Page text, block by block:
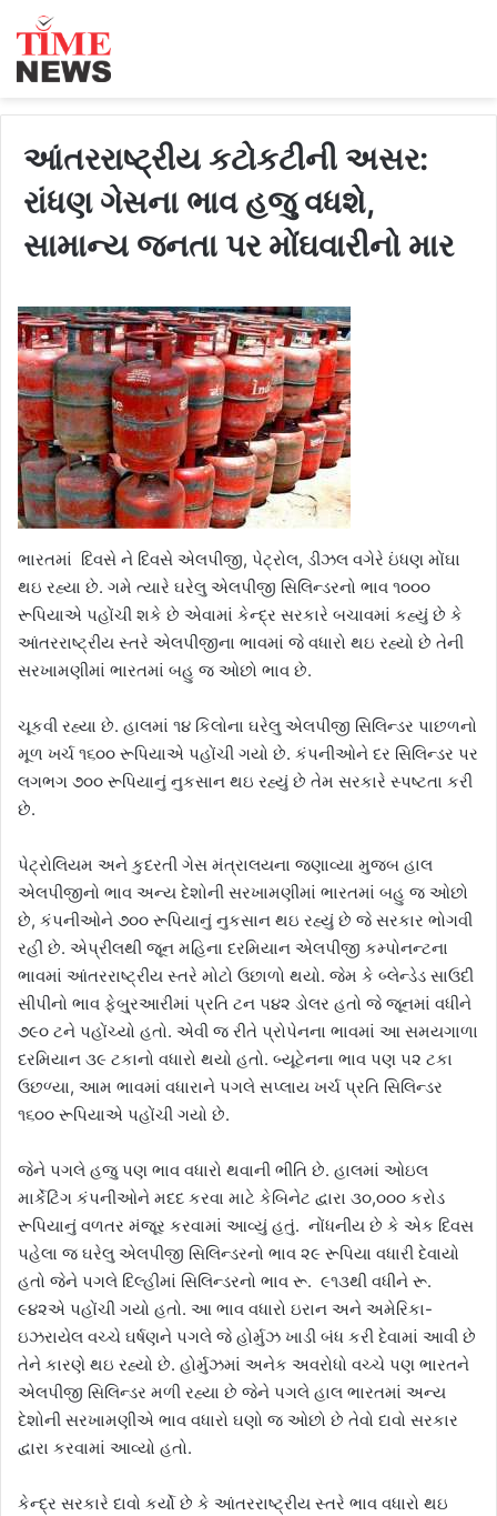
આંતરરાષ્ટ્રીય કટોકટીની અસર:
રાંધણ ગેસના ભાવ હજુ વધશે,
સામાન્ય જનતા પર મોંઘવારીનો માર
ભારતમાં દિવસે ને દિવસે એલપીજી, પેટ્રોલ, ડીઝલ વગેરે ઇંધણ મોંઘા
થઇ રહ્યા છે. ગમે ત્યારે ઘરેલુ એલપીજી સિલિન્ડરનો ભાવ ૧૦૦૦
રૂપિયાએ પહોંચી શકે છે એવામાં કેન્દ્ર સરકારે બચાવમાં કહ્યું છે કે
આંતરરાષ્ટ્રીય સ્તરે એલપીજીના ભાવમાં જે વધારો થઇ રહ્યો છે તેની
સરખામણીમાં ભારતમાં બહુ જ ઓછો ભાવ છે.
ચૂકવી રહ્યા છે. હાલમાં ૧૪ કિલોના ઘરેલુ એલપીજી સિલિન્ડર પાછળનો
મૂળ ખર્ચ ૧૬૦૦ રૂપિયાએ પહોંચી ગયો છે. કંપનીઓને દર સિલિન્ડર પર
લગભગ ૭૦૦ રૂપિયાનું નુકસાન થઇ રહ્યું છે તેમ સરકારે સ્પષ્ટતા કરી
છે.
પેટ્રોલિયમ અને કુદરતી ગેસ મંત્રાલયના જણાવ્યા મુજબ હાલ
એલપીજીનો ભાવ અન્ય દેશોની સરખામણીમાં ભારતમાં બહુ જ ઓછો
છે, કંપનીઓને ૭૦૦ રૂપિયાનું નુકસાન થઇ રહ્યું છે જે સરકાર ભોગવી
રહી છે. એપ્રીલથી જૂન મહિના દરમિયાન એલપીજી કમ્પોનન્ટના
ભાવમાં આંતરરાષ્ટ્રીય સ્તરે મોટો ઉછાળો થયો. જેમ કે બ્લેન્ડેડ સાઉદી
સીપીનો ભાવ ફેબુ્રઆરીમાં પ્રતિ ટન ૫૪૨ ડોલર હતો જે જૂનમાં વધીને
૭૯૦ ટને પહોંચ્યો હતો. એવી જ રીતે પ્રોપેનના ભાવમાં આ સમયગાળા
દરમિયાન ૩૯ ટકાનો વધારો થયો હતો. બ્યૂટેનના ભાવ પણ ૫૨ ટકા
ઉછળ્યા, આમ ભાવમાં વધારાને પગલે સપ્લાય ખર્ચ પ્રતિ સિલિન્ડર
૧૬૦૦ રૂપિયાએ પહોંચી ગયો છે.
જેને પગલે હજુ પણ ભાવ વધારો થવાની ભીતિ છે. હાલમાં ઓઇલ
માર્કેટિંગ કંપનીઓને મદદ કરવા માટે કેબિનેટ દ્વારા ૩૦,૦૦૦ કરોડ
રૂપિયાનું વળતર મંજૂર કરવામાં આવ્યું હતું. નોંધનીય છે કે એક દિવસ
પહેલા જ ઘરેલુ એલપીજી સિલિન્ડરનો ભાવ ૨૯ રૂપિયા વધારી દેવાયો
હતો જેને પગલે દિલ્હીમાં સિલિન્ડરનો ભાવ રૂ. ૯૧૩થી વધીને રૂ.
૯૪૨એ પહોંચી ગયો હતો. આ ભાવ વધારો ઇરાન અને અમેરિકા-
ઇઝરાયેલ વચ્ચે ઘર્ષણને પગલે જે હોર્મુઝ ખાડી બંધ કરી દેવામાં આવી છે
તેને કારણે થઇ રહ્યો છે. હોર્મુઝમાં અનેક અવરોધો વચ્ચે પણ ભારતને
એલપીજી સિલિન્ડર મળી રહ્યા છે જેને પગલે હાલ ભારતમાં અન્ય
દેશોની સરખામણીએ ભાવ વધારો ઘણો જ ઓછો છે તેવો દાવો સરકાર
દ્વારા કરવામાં આવ્યો હતો.
કેન્દ્ર સરકારે દાવો કર્યો છે કે આંતરરાષ્ટ્રીય સ્તરે ભાવ વધારો થઇ